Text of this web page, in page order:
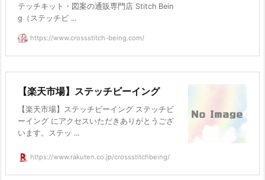
テッチキット・図案の通販専門店 Stitch Bein
g（ステッチビ ...
https://www.crossstitch-being.com/
【楽天市場】ステッチビーイング
【楽天市場】ステッチビーイング ステッチビ
ーイング にアクセスいただきありがとうござ
います。ステッ ...
https://www.rakuten.co.jp/crossstitchbeing/